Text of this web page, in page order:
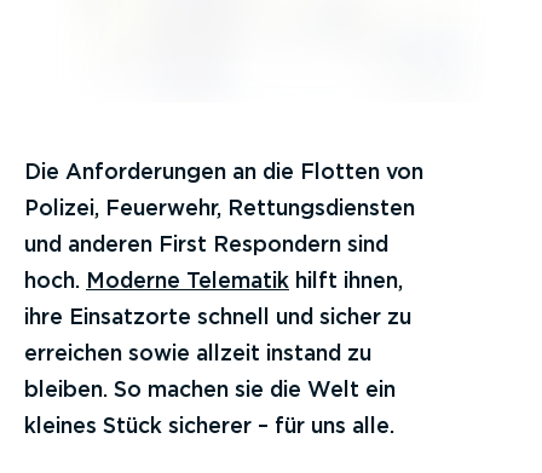
Die Anforderungen an die Flotten von
Polizei, Feuerwehr, Rettungsdiensten
und anderen First Respondern sind
hoch. Moderne Telematik hilft ihnen,
ihre Einsatzorte schnell und sicher zu
erreichen sowie allzeit instand zu
bleiben. So machen sie die Welt ein
kleines Stück sicherer – für uns alle.